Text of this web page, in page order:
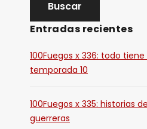
Entradas recientes
100Fuegos x 336: todo
temporada 10
100Fuegos x 335: historias
guerreras